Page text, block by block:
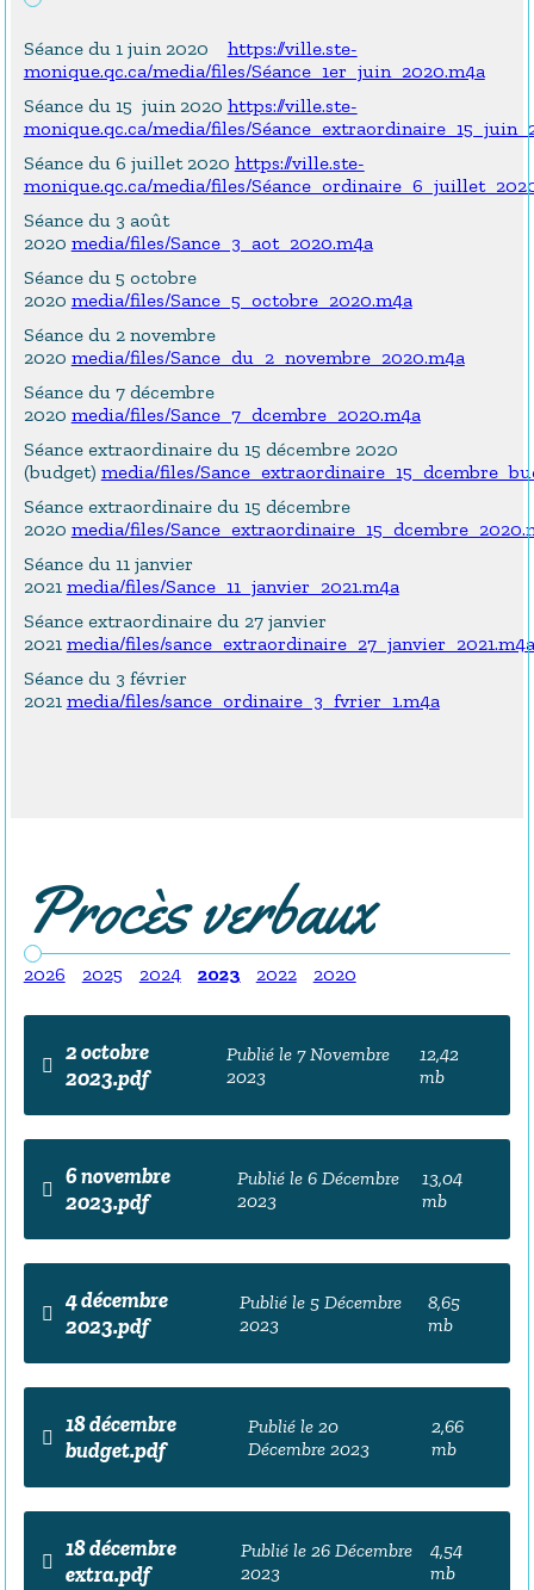
Séance du 1 juin 2020 https://ville.ste-
monique.qc.ca/media/files/Séance_1er_juin_2020.m4a
Séance du 15 juin 2020 https://ville.ste-
monique.qc.ca/media/files/
Séance du 6 juillet 2020 https://ville.ste-
monique.qc.ca/media/files/
Séance du 3 août
2020 media/files/Sance_3_aot_2020.m4a
Séance du 5 octobre
2020 media/files/Sance_5_octobre_2020.m4a
Séance du 2 novembre
2020 media/files/Sance_du_2_novembre_2020.m4a
Séance du 7 décembre
2020 media/files/Sance_7_dcembre_2020.m4a
Séance extraordinaire du 15 décembre 2020
(budget) media/files/
Séance extraordinaire du 15 décembre
2020 media/files/
Séance du 11 janvier
2021 media/files/Sance_11_janvier_2021.m4a
Séance extraordinaire du 27 janvier
2021 media/files/sance_extraordinaire_27_janvier_2021.m4a
Séance du 3 février
2021 media/files/sance_ordinaire_3_fvrier_1.m4a
Procès verbaux
2026 2025 2024 2023 2022 2020
2 octobre
2023.pdf
Publié le 7 Novembre
2023
12,42
mb
6 novembre
2023.pdf
Publié le 6 Décembre
2023
13,04
mb
4 décembre
2023.pdf
Publié le 5 Décembre
2023
8,65
mb
18 décembre
budget.pdf
Publié le 20
Décembre 2023
2,66
mb
18 décembre
extra.pdf
Publié le 26 Décembre
2023
4,54
mb